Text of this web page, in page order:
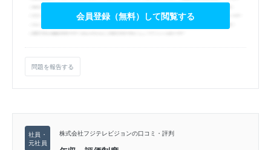
会員登録（無料）して閲覧する
問題を報告する
株式会社フジテレビジョンの口コミ・評判